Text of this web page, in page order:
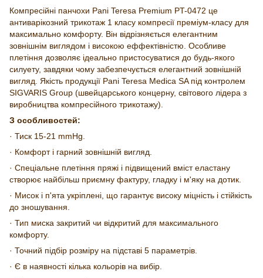
Компресійні панчохи Pani Teresa Premium PT-0472 це
антиварікозний трикотаж 1 класу компресії преміум-класу для
максимально комфорту. Він відрізняється елегантним
зовнішнім виглядом і високою еффектівністю. Особливе
плетіння дозволяє ідеально пристосуватися до будь-якого
силуету, завдяки чому забезпечується елегантний зовнішній
вигляд. Якість продукції Pani Teresa Medica SA під контролем
SIGVARIS Group (швейцарського концерну, світового лідера з
виробництва компресійного трикотажу).
З особливостей:
· Тиск 15-21 mmHg.
· Комфорт і гарний зовнішній вигляд.
· Спеціальне плетіння пряжі і підвищений вміст еластану
створює найбільш приємну фактуру, гладку і м'яку на дотик.
· Мисок і п'ята укріплені, що гарантує високу міцність і стійкість
до зношування.
· Тип миска закритий чи відкритий для максимального
комфорту.
· Точний підбір розміру на підставі 5 параметрів.
· Є в наявності кілька кольорів на вибір.